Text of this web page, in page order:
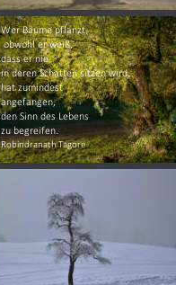
Wer Bäume pflanzt,
obwohl er weiß,
dass er nie
in deren Schatten sitzen wird,
hat zumindest
angefangen,
den Sinn des Lebens
zu begreifen.
Robindranath Tagore